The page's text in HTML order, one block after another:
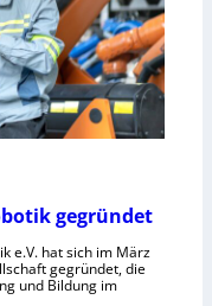
gegründet
e.V. hat sich im März
gegründet, die
und Bildung im